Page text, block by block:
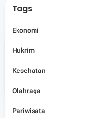
Tags
Ekonomi
Hukrim
Kesehatan
Olahraga
Pariwisata